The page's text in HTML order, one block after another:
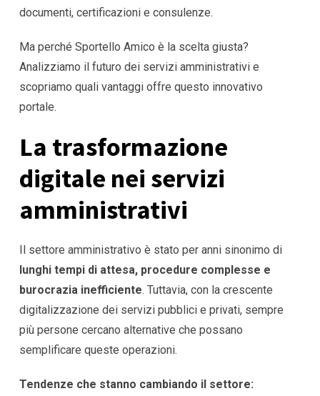
documenti, certificazioni e consulenze.
Ma perché Sportello Amico è la scelta giusta?
Analizziamo il futuro dei servizi amministrativi e
scopriamo quali vantaggi offre questo innovativo
portale.
La trasformazione
digitale nei servizi
amministrativi
Il settore amministrativo è stato per anni sinonimo di
lunghi tempi di attesa, procedure complesse e
burocrazia inefficiente. Tuttavia, con la crescente
digitalizzazione dei servizi pubblici e privati, sempre
più persone cercano alternative che possano
semplificare queste operazioni.
Tendenze che stanno cambiando il settore: